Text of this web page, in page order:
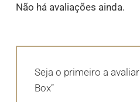
Não há avaliações ainda.
Seja o primeiro a avaliar
Box”